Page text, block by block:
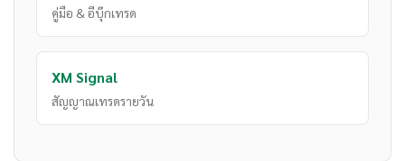
คู่มือ & อีบุ๊กเทรด
XM Signal
สัญญาณเทรดรายวัน